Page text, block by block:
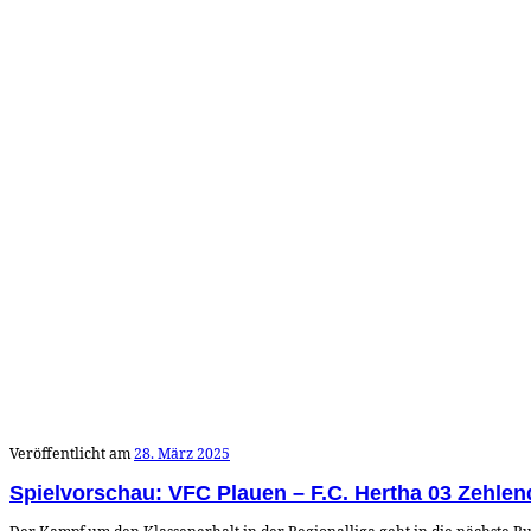
Veröffentlicht am28. März 2025
Spielvorschau: VFC Plauen – F.C. Hertha 03